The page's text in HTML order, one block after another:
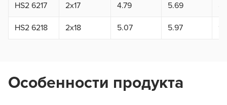
HS2 6217 2x17 4.79 5.69
HS2 6218 2x18 5.07 5.97
Особенности продукта